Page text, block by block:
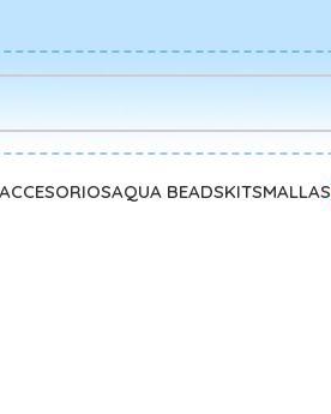
ACCESORIOSAQUA BEADSKITSMALLAS